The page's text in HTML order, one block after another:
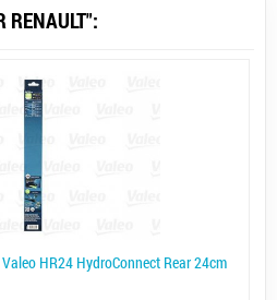
HR24 HydroConnect Rear 24cm